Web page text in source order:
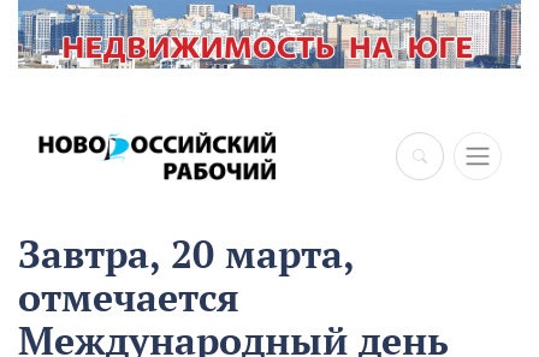
Завтра, 20 марта,
отмечается
Международный день